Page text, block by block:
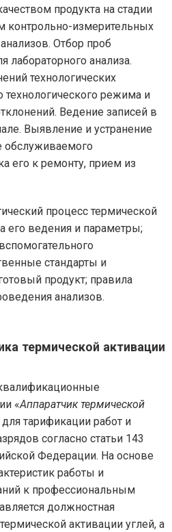
продукта на стадии
контрольно-измерительных
Отбор проб
лабораторного анализа.
технологических
технологического режима и
Ведение записей в
Выявление и устранение
обслуживаемого
его к ремонту, прием из
процесс термической
его ведения и параметры;
стандарты и
продукт; правила
анализов.
термической активации
«Аппаратчик термической
для тарификации работ и
согласно статьи 143
Федерации. На основе
работы и
к профессиональным
должностная
активации углей, а